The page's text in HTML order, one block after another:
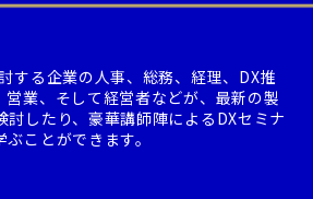
する企業の人事、総務、経理、DX推
営業、そして経営者などが、最新の製
討したり、豪華講師陣によるDXセミナ
ことができます。